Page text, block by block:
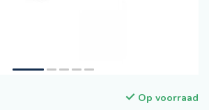
Op voorraad